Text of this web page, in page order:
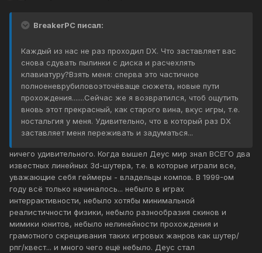
BreakerPC писал:
Каждый из нас не раз проходил DX. Что заставляет вас
снова сдувать пылинки с диска и расчехлять
клавиатуру?Взять меня: сперва это частичное
полноеневрубиловоэточёваще сюжета, новые пути
прохождения.......Сейчас же я возвратился, чтоб ощутить
вновь этот прекрасный, как старого вина, вкус игры, т.е.
ностальгия у меня. Удивительно, что в который раз DX
заставляет меня переживать и задуматься...
ничего удивительного. Когда вышел Деус мир знал ВСЕГО два
известных линейных 3d-шутера, т.е. в которые играли все,
уважающие себя геймеры - владельцы компов. В 1999-ом
году всё только начиналось... небыло в играх
интеррактивности, небыло хотябы минимальной
реалистичности физики, небыло разнообразия скинов и
мимики юнитов, небыло нелинейности прохождения и
грамотного скрещивания таких игровых жанров как шутер/
рпг/квест... и много чего ещё небыло. Деус стал